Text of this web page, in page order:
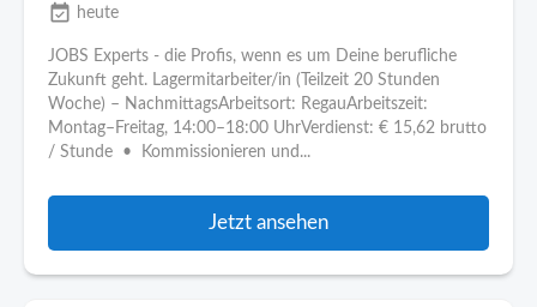
event_available heute
JOBS Experts - die Profis, wenn es um Deine berufliche
Zukunft geht. Lagermitarbeiter/in (Teilzeit 20 Stunden
Woche) – NachmittagsArbeitsort: RegauArbeitszeit:
Montag–Freitag, 14:00–18:00 UhrVerdienst: € 15,62 brutto
/ Stunde • Kommissionieren und...
Jetzt ansehen